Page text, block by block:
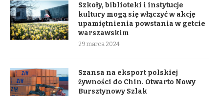
Szkoły, biblioteki i instytucje
kultury mogą się włączyć w akcję
upamiętnienia powstania w getcie
warszawskim
29 marca 2024
Szansa na eksport polskiej
żywności do Chin. Otwarto Nowy
Bursztynowy Szlak